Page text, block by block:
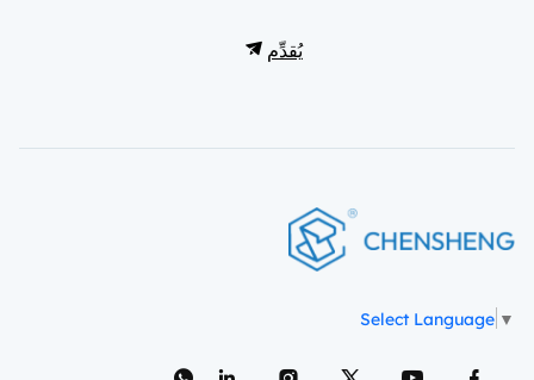
يُقدِّم
Select Language ▼